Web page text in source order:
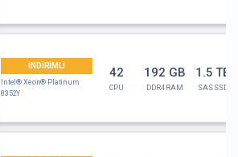
İNDİRİMLİ
Intel® Xeon® Platinum
8352Y
42
CPU
192 GB
DDR4 RAM
1.5 TB
SAS SSD